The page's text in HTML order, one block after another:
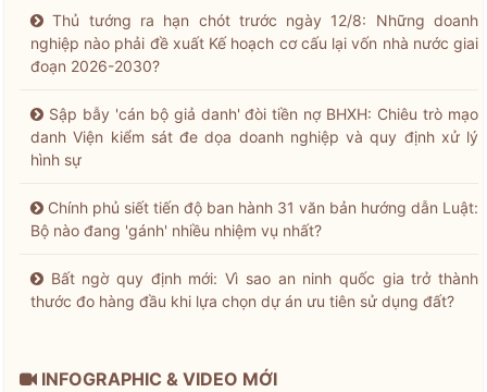
Thủ tướng ra hạn chót trước ngày 12/8: Những doanh
nghiệp nào phải đề xuất Kế hoạch cơ cấu lại vốn nhà nước giai
đoạn 2026-2030?
Sập bẫy 'cán bộ giả danh' đòi tiền nợ BHXH: Chiêu trò mạo
danh Viện kiểm sát đe dọa doanh nghiệp và quy định xử lý
hình sự
Chính phủ siết tiến độ ban hành 31 văn bản hướng dẫn Luật:
Bộ nào đang 'gánh' nhiều nhiệm vụ nhất?
Bất ngờ quy định mới: Vì sao an ninh quốc gia trở thành
thước đo hàng đầu khi lựa chọn dự án ưu tiên sử dụng đất?
INFOGRAPHIC & VIDEO MỚI